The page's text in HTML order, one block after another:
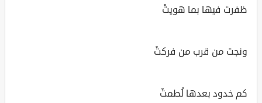
ظفرت فيها بما هويتْ
ونجت من قرب من فركتْ
كم خدود بعدها لُطمتْ